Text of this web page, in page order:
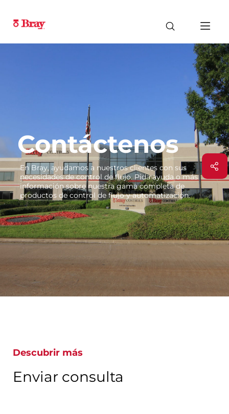
Contáctenos
En Bray, ayudamos a nuestros clientes con sus
necesidades de control de flujo. Pida ayuda o más
información sobre nuestra gama completa de
productos de control de flujo y automatización.
Descubrir más
Enviar consulta